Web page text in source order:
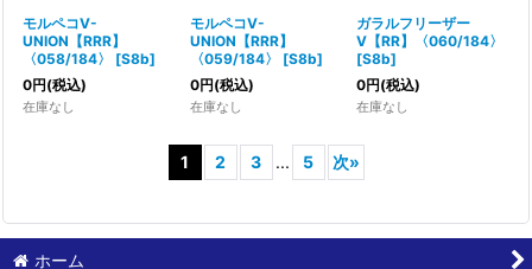
モルペコV-
UNION【RRR】
〈058/184〉
[S8b]
0円(税込)
在庫なし
モルペコV-
UNION【RRR】
〈059/184〉
[S8b]
0円(税込)
在庫なし
ガラルフリーザー
V【RR】〈060/184〉
[S8b]
0円(税込)
在庫なし
1 2 3 ... 5 次»
ホーム